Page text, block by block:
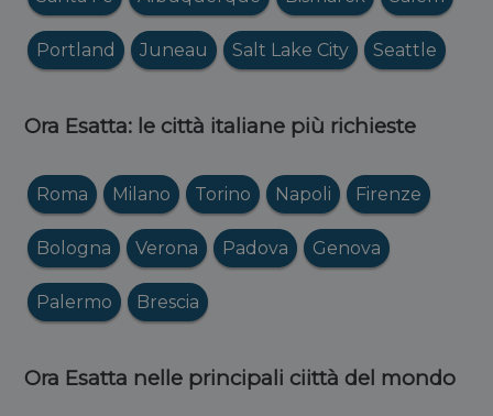
Portland Juneau Salt Lake City Seattle
Ora Esatta: le città italiane più richieste
Roma Milano Torino Napoli Firenze
Bologna Verona Padova Genova
Palermo Brescia
Ora Esatta nelle principali ciittà del mondo